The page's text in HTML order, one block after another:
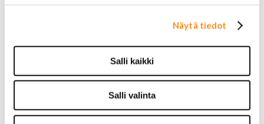
Näytä tiedot
Salli kaikki
Salli valinta
Käytetyt alkuperäismerkit
AMC merkit
Cadillac merkit
Chevrolet merkit
Chrysler merkit